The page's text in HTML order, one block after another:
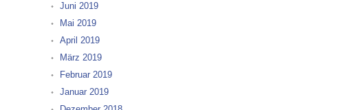
Juni 2019
Mai 2019
April 2019
März 2019
Februar 2019
Januar 2019